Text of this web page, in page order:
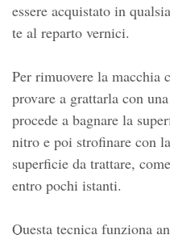
essere acquistato in
te al reparto vernici.
Per rimuovere la macchia
provare a grattarla con
procede a bagnare la
nitro e poi strofinare con
superficie da trattare,
entro pochi istanti.
Questa tecnica funziona